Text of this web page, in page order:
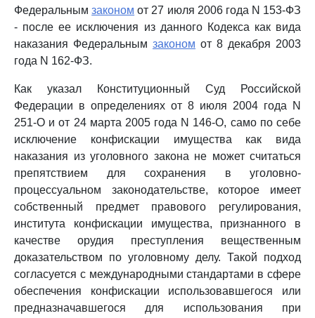
Федеральнымзаконом от 27 июля 2006 года N 153-ФЗ
- после ее исключения из данного Кодекса как вида
наказания Федеральным законом от 8 декабря 2003
года N 162-ФЗ.
Как указал Конституционный Суд Российской
Федерации в определениях от 8 июля 2004 года N
251-О и от 24 марта 2005 года N 146-О, само по себе
исключение конфискации имущества как вида
наказания из уголовного закона не может считаться
препятствием для сохранения в уголовно-
процессуальном законодательстве, которое имеет
собственный предмет правового регулирования,
института конфискации имущества, признанного в
качестве орудия преступления вещественным
доказательством по уголовному делу. Такой подход
согласуется с международными стандартами в сфере
обеспечения конфискации использовавшегося или
предназначавшегося для использования при